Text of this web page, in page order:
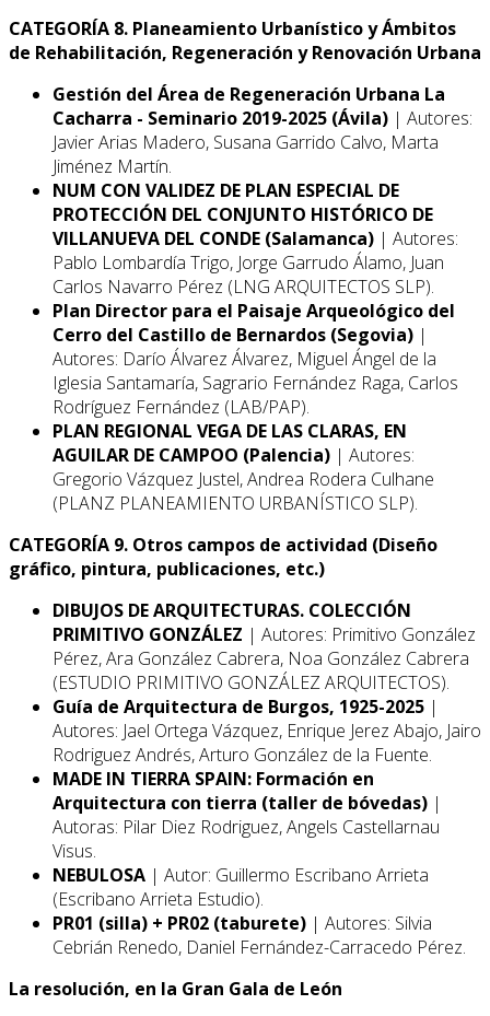
CATEGORÍA 8. Planeamiento Urbanístico y Ámbitos
de Rehabilitación, Regeneración y Renovación Urbana
Gestión del Área de Regeneración Urbana La
Cacharra - Seminario 2019-2025 (Ávila) | Autores:
Javier Arias Madero, Susana Garrido Calvo, Marta
Jiménez Martín.
NUM CON VALIDEZ DE PLAN ESPECIAL DE
PROTECCIÓN DEL CONJUNTO HISTÓRICO DE
VILLANUEVA DEL CONDE (Salamanca) | Autores:
Pablo Lombardía Trigo, Jorge Garrudo Álamo, Juan
Carlos Navarro Pérez (LNG ARQUITECTOS SLP).
Plan Director para el Paisaje Arqueológico del
Cerro del Castillo de Bernardos (Segovia) |
Autores: Darío Álvarez Álvarez, Miguel Ángel de la
Iglesia Santamaría, Sagrario Fernández Raga, Carlos
Rodríguez Fernández (LAB/PAP).
PLAN REGIONAL VEGA DE LAS CLARAS, EN
AGUILAR DE CAMPOO (Palencia) | Autores:
Gregorio Vázquez Justel, Andrea Rodera Culhane
(PLANZ PLANEAMIENTO URBANÍSTICO SLP).
CATEGORÍA 9. Otros campos de actividad (Diseño
gráfico, pintura, publicaciones, etc.)
DIBUJOS DE ARQUITECTURAS. COLECCIÓN
PRIMITIVO GONZÁLEZ | Autores: Primitivo González
Pérez, Ara González Cabrera, Noa González Cabrera
(ESTUDIO PRIMITIVO GONZÁLEZ ARQUITECTOS).
Guía de Arquitectura de Burgos, 1925-2025 |
Autores: Jael Ortega Vázquez, Enrique Jerez Abajo, Jairo
Rodriguez Andrés, Arturo González de la Fuente.
MADE IN TIERRA SPAIN: Formación en
Arquitectura con tierra (taller de bóvedas) |
Autoras: Pilar Diez Rodriguez, Angels Castellarnau
Visus.
NEBULOSA | Autor: Guillermo Escribano Arrieta
(Escribano Arrieta Estudio).
PR01 (silla) + PR02 (taburete) | Autores: Silvia
Cebrián Renedo, Daniel Fernández-Carracedo Pérez.
La resolución, en la Gran Gala de León